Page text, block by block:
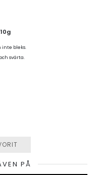
inte bleks.
svärta.
PÅ